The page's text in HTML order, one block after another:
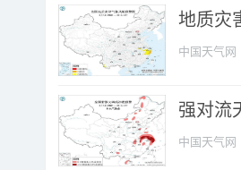
地质灾
中国天气网
强对流
中国天气网